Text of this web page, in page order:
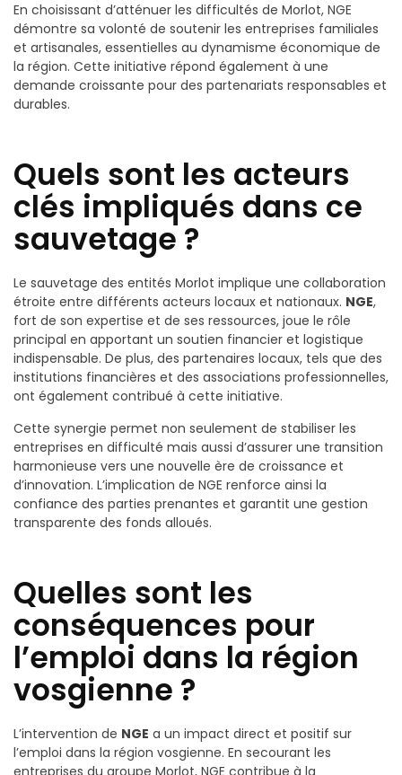
En choisissant d’atténuer les difficultés de Morlot, NGE
démontre sa volonté de soutenir les entreprises familiales
et artisanales, essentielles au dynamisme économique de
la région. Cette initiative répond également à une
demande croissante pour des partenariats responsables et
durables.
Quels sont les acteurs
clés impliqués dans ce
sauvetage ?
Le sauvetage des entités Morlot implique une collaboration
étroite entre différents acteurs locaux et nationaux. NGE,
fort de son expertise et de ses ressources, joue le rôle
principal en apportant un soutien financier et logistique
indispensable. De plus, des partenaires locaux, tels que des
institutions financières et des associations professionnelles,
ont également contribué à cette initiative.
Cette synergie permet non seulement de stabiliser les
entreprises en difficulté mais aussi d’assurer une transition
harmonieuse vers une nouvelle ère de croissance et
d’innovation. L’implication de NGE renforce ainsi la
confiance des parties prenantes et garantit une gestion
transparente des fonds alloués.
Quelles sont les
conséquences pour
l’emploi dans la région
vosgienne ?
L’intervention de NGE a un impact direct et positif sur
l’emploi dans la région vosgienne. En secourant les